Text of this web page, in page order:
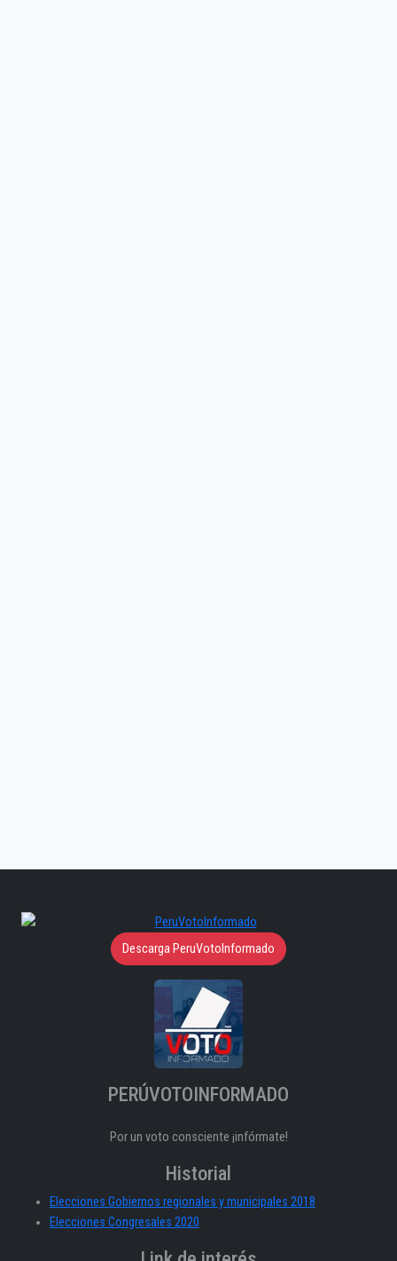
Descarga PeruVotoInformado
PERÚVOTOINFORMADO
Por un voto consciente ¡infórmate!
Historial
Elecciones Gobiernos regionales y municipales 2018
Elecciones Congresales 2020